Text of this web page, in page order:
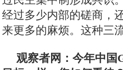
选双方的差别就在于能
数，你就可能赢得选举
观察者网：实际上，